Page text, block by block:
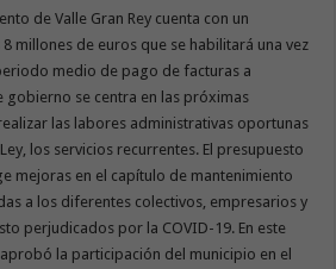
de Valle Gran Rey cuenta con un
millones de euros que se habilitará una vez
medio de pago de facturas a
gobierno se centra en las próximas
las labores administrativas oportunas
los servicios recurrentes. El presupuesto
mejoras en el capítulo de mantenimiento
a los diferentes colectivos, empresarios y
perjudicados por la COVID-19. En este
la participación del municipio en el